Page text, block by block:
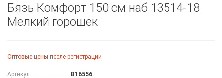
Бязь Комфорт 150 см наб 13514-18
Мелкий горошек
Оптовые цены после регистрации
Артикул: B16556